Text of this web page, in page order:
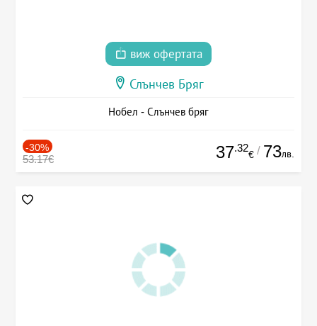
виж офертата
Слънчев Бряг
Нобел - Слънчев бряг
-30%
53.17€ 37.32
€ / 73лв.